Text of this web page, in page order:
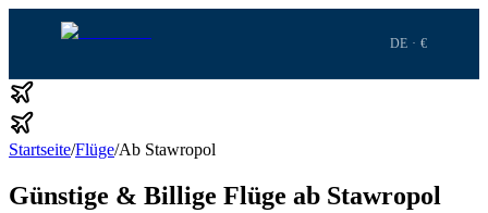
DE · €
Startseite/Flüge/Ab Stawropol
Günstige & Billige Flüge ab Stawropol